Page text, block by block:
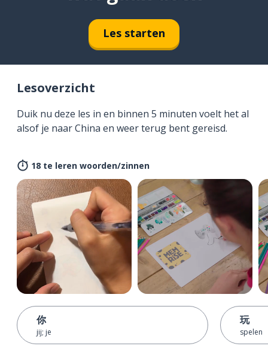
Les starten
Lesoverzicht
Duik nu deze les in en binnen 5 minuten voelt het al
alsof je naar China en weer terug bent gereisd.
18 te leren woorden/zinnen
你
jij; je
玩
spelen